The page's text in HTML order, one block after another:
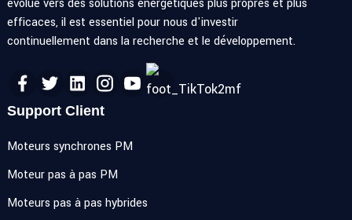
évolue vers des solutions énergétiques plus propres et plus
efficaces, il est essentiel pour nous d'investir
continuellement dans la recherche et le développement.
Support Client
Moteurs synchrones PM
Moteur pas à pas PM
Moteurs pas à pas hybrides